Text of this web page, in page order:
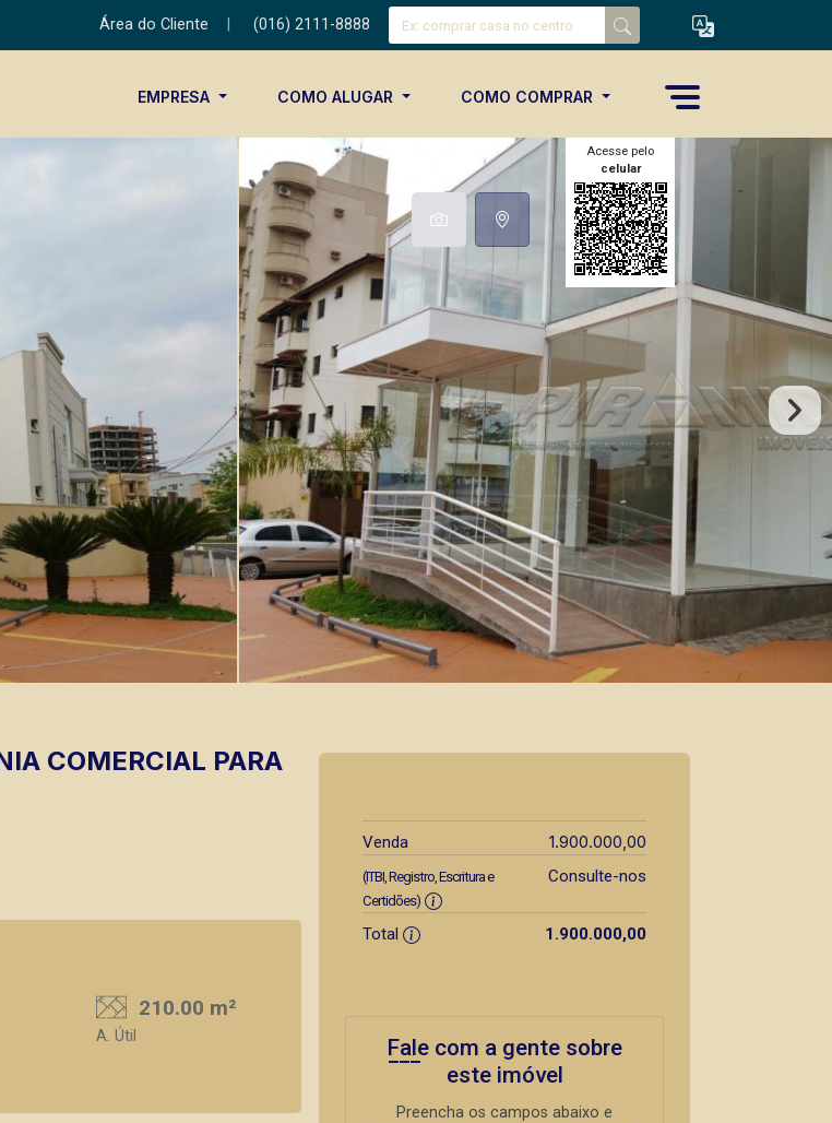
Área do Cliente (016) 2111-8888
EMPRESA COMO ALUGAR COMO COMPRAR
Acesse pelo
celular
COMERCIAL PARA
210.00 m²
A. Útil
Venda 1.900.000,00
(ITBI, Registro, Escritura e
Certidões)
Consulte-nos
Total 1.900.000,00
Fale com a gente sobre
este imóvel
Preencha os campos abaixo e